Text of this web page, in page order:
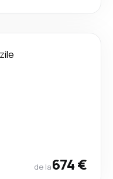
de la674 €